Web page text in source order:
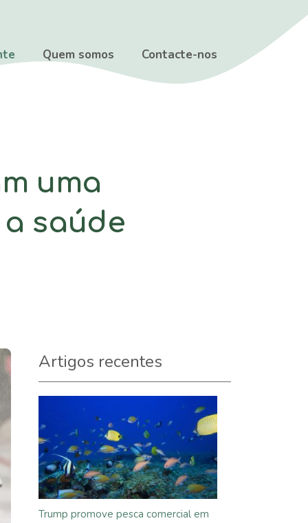
Quem somos Contacte-nos
uma
saúde
Artigos recentes
Trump promove pesca comercial em